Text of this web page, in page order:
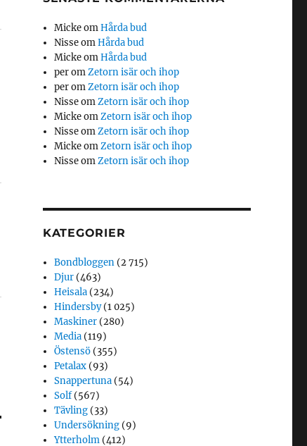
MickeomHårda bud
NisseomHårda bud
MickeomHårda bud
peromZetorn isär och ihop
peromZetorn isär och ihop
NisseomZetorn isär och ihop
MickeomZetorn isär och ihop
NisseomZetorn isär och ihop
MickeomZetorn isär och ihop
NisseomZetorn isär och ihop
KATEGORIER
Bondbloggen (2 715)
Djur (463)
Heisala (234)
Hindersby(1 025)
Maskiner (280)
Media (119)
Östensö (355)
Petalax (93)
Snappertuna (54)
Solf(567)
Tävling (33)
Undersökning (9)
Ytterholm (412)